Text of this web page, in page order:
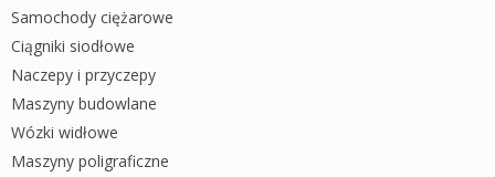
Samochody ciężarowe
Ciągniki siodłowe
Naczepy i przyczepy
Maszyny budowlane
Wózki widłowe
Maszyny poligraficzne